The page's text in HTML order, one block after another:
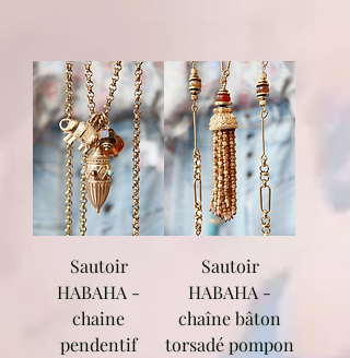
Sautoir
HABAHA -
chaine
pendentif
Sautoir
HABAHA -
chaîne bâton
torsadé pompon